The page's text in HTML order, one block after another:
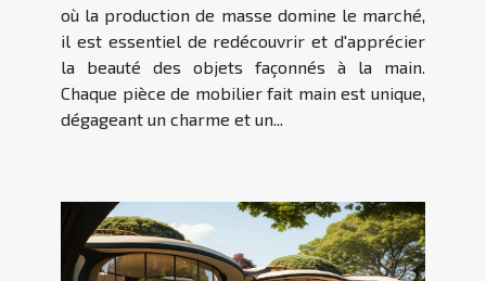
où la production de masse domine le marché,
il est essentiel de redécouvrir et d'apprécier
la beauté des objets façonnés à la main.
Chaque pièce de mobilier fait main est unique,
dégageant un charme et un...